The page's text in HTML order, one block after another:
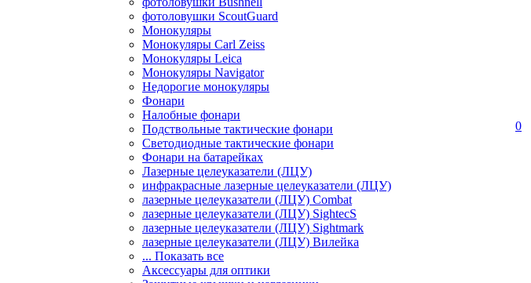
фотоловушки ScoutGuard
Монокуляры
Монокуляры Carl Zeiss
Монокуляры Leica
Монокуляры Navigator
Недорогие монокуляры
Фонари
Налобные фонари
Подствольные тактические фонари
Светодиодные тактические фонари
Фонари на батарейках
Лазерные целеуказатели (ЛЦУ)
инфракрасные лазерные целеуказатели (ЛЦУ)
лазерные целеуказатели (ЛЦУ) Combat
лазерные целеуказатели (ЛЦУ) SightecS
лазерные целеуказатели (ЛЦУ) Sightmark
лазерные целеуказатели (ЛЦУ) Вилейка
... Показать все
Аксессуары для оптики
0